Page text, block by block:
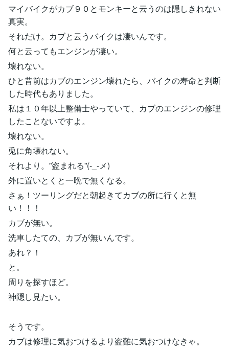
マイバイクがカブ９０とモンキーと云うのは隠しきれない
真実。
それだけ。カブと云うバイクは凄いんです。
何と云ってもエンジンが凄い。
壊れない。
ひと昔前はカブのエンジン壊れたら、バイクの寿命と判断
した時代もありました。
私は１０年以上整備士やっていて、カブのエンジンの修理
したことないですよ。
壊れない。
兎に角壊れない。
それより。”盗まれる”(-_-メ)
外に置いとくと一晩で無くなる。
さぁ！ツーリングだと朝起きてカブの所に行くと無
い！！！
カブが無い。
洗車したての、カブが無いんです。
あれ？！
と。
周りを探すほど。
神隠し見たい。
そうです。
カブは修理に気おつけるより盗難に気おつけなきゃ。